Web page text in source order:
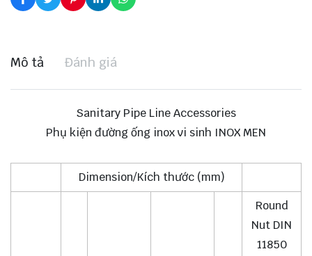
Mô tả Đánh giá
Sanitary Pipe Line Accessories
Phụ kiện đường ống inox vi sinh INOX MEN
Dimension/Kích thước (mm)
Round
Nut DIN
11850